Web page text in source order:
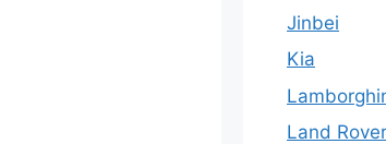
Jinbei
Kia
Land Rover